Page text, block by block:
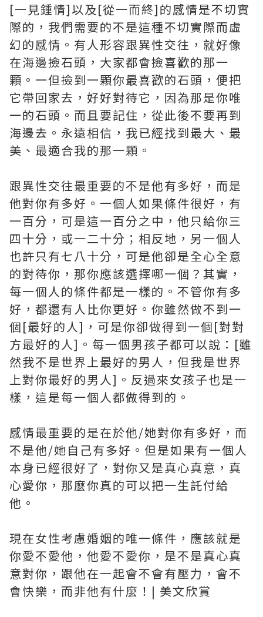
[一見鍾情]以及[從一而終]的感情是不切實
際的，我們需要的不是這種不切實際而虛
幻的感情。有人形容跟異性交往，就好像
在海邊撿石頭，大家都會撿喜歡的那一
顆。一但撿到一顆你最喜歡的石頭，便把
它帶回家去，好好對待它，因為那是你唯
一的石頭。而且要記住，從此後不要再到
海邊去。永遠相信，我已經找到最大、最
美、最適合我的那一顆。
跟異性交往最重要的不是他有多好，而是
他對你有多好。一個人如果條件很好，有
一百分，可是這一百分之中，他只給你三
四十分，或一二十分；相反地，另一個人
也許只有七八十分，可是他卻是全心全意
的對待你，那你應該選擇哪一個？其實，
每一個人的條件都是一樣的。不管你有多
好，都還有人比你更好。你雖然做不到一
個[最好的人]，可是你卻做得到一個[對對
方最好的人]。每一個男孩子都可以說：[雖
然我不是世界上最好的男人，但我是世界
上對你最好的男人]。反過來女孩子也是一
樣，這是每一個人都做得到的。
感情最重要的是在於他/她對你有多好，而
不是他/她自己有多好。但是如果有一個人
本身已經很好了，對你又是真心真意，真
心愛你，那麼你真的可以把一生託付給
他。
現在女性考慮婚姻的唯一條件，應該就是
你愛不愛他，他愛不愛你，是不是真心真
意對你，跟他在一起會不會有壓力，會不
會快樂，而非他有什麼！| 美文欣賞